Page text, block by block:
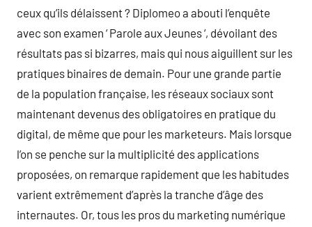
ceux qu’ils délaissent ? Diplomeo a abouti l’enquête
avec son examen ‘ Parole aux Jeunes ‘, dévoilant des
résultats pas si bizarres, mais qui nous aiguillent sur les
pratiques binaires de demain. Pour une grande partie
de la population française, les réseaux sociaux sont
maintenant devenus des obligatoires en pratique du
digital, de même que pour les marketeurs. Mais lorsque
l’on se penche sur la multiplicité des applications
proposées, on remarque rapidement que les habitudes
varient extrêmement d’après la tranche d’âge des
internautes. Or, tous les pros du marketing numérique